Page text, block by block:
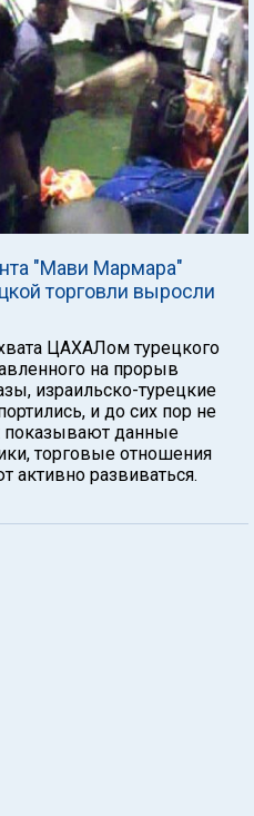
"Мави Мармара"
торговли выросли
ЦАХАЛом турецкого
на прорыв
израильско-турецкие
и до сих пор не
показывают данные
торговые отношения
развиваться.